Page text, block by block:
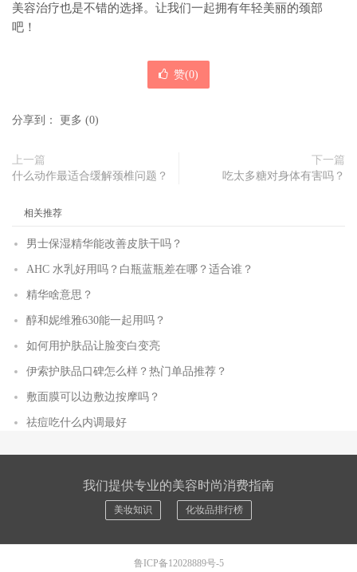
美容治疗也是不错的选择。让我们一起拥有年轻美丽的颈部
吧！
赞(0)
分享到： 更多 (0)
上一篇
什么动作最适合缓解颈椎问题？
下一篇
吃太多糖对身体有害吗？
相关推荐
男士保湿精华能改善皮肤干吗？
AHC 水乳好用吗？白瓶蓝瓶差在哪？适合谁？
精华啥意思？
醇和妮维雅630能一起用吗？
如何用护肤品让脸变白变亮
伊索护肤品口碑怎么样？热门单品推荐？
敷面膜可以边敷边按摩吗？
祛痘吃什么内调最好
我们提供专业的美容时尚消费指南
美妆知识 化妆品排行榜
鲁ICP备12028889号-5